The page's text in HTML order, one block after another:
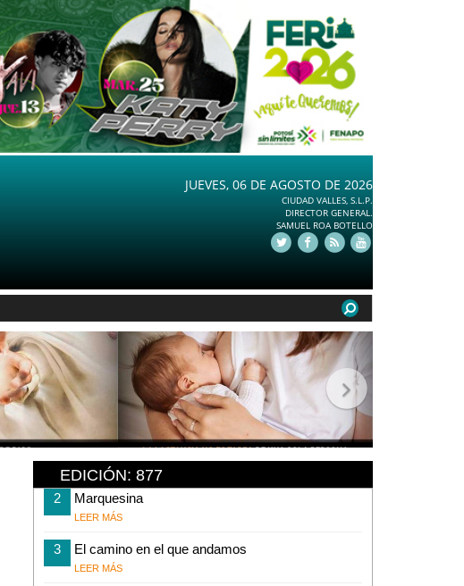
JUEVES, 06 DE AGOSTO DE 2026
CIUDAD VALLES, S.L.P.
DIRECTOR GENERAL.
SAMUEL ROA BOTELLO
EDICIÓN: 877
2 Marquesina
LEER MÁS
3 El camino en el que andamos
LEER MÁS